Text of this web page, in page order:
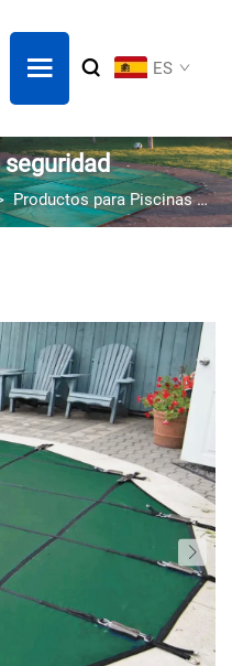
ES
Productos para Piscinas>